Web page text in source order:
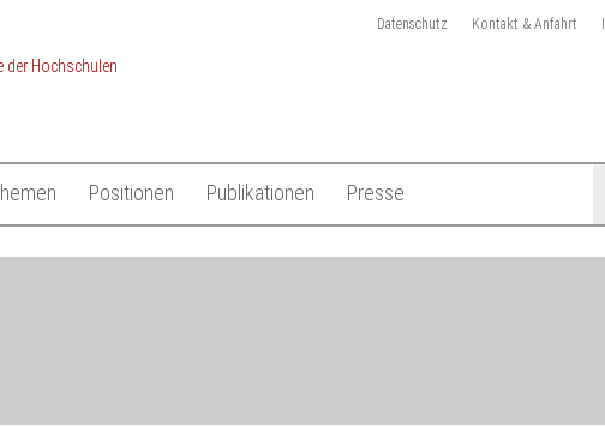
Datenschutz Kontakt & Anfahrt
Positionen Publikationen Presse